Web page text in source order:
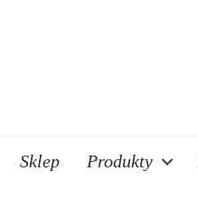
Sklep Produkty